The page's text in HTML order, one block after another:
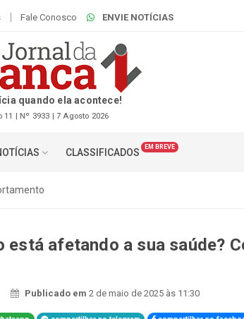
Fale Conosco ENVIE NOTÍCIAS
quando ela acontece!
11 | Nº 3933 | 7 Agosto 2026
CLASSIFICADOS EM BREVE
está afetando a sua saúde?
Publicado em2 de maio de 2025 às 11:30